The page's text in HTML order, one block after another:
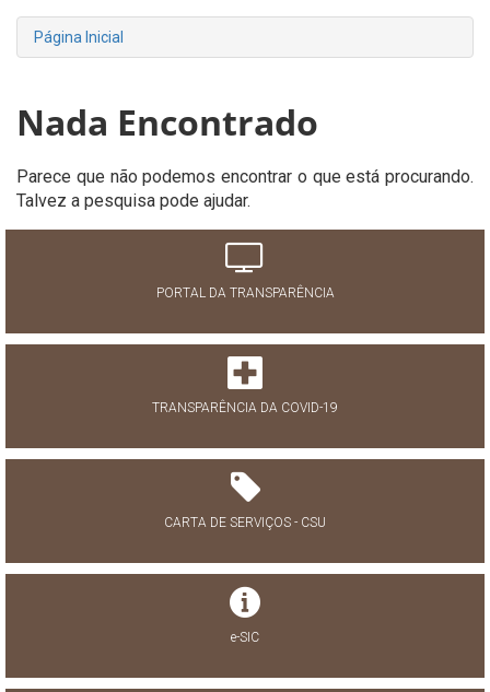
Página Inicial
Nada Encontrado
Parece que não podemos encontrar o que está procurando.
Talvez a pesquisa pode ajudar.
PORTAL DA TRANSPARÊNCIA
TRANSPARÊNCIA DA COVID-19
CARTA DE SERVIÇOS - CSU
e-SIC